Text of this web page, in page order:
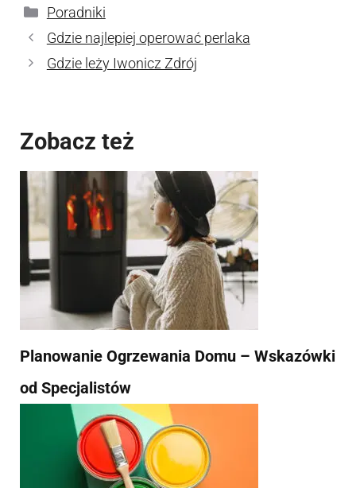
Kategorie
Poradniki
Gdzie najlepiej operować perlaka
Gdzie leży Iwonicz Zdrój
Zobacz też
Planowanie Ogrzewania Domu – Wskazówki
od Specjalistów